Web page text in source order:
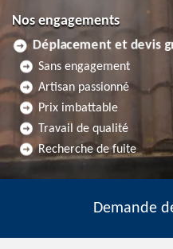
Nos engagements
Déplacement et devis
Sans engagement
Artisan passionné
Prix imbattable
Travail de qualité
Recherche de fuite
Demande